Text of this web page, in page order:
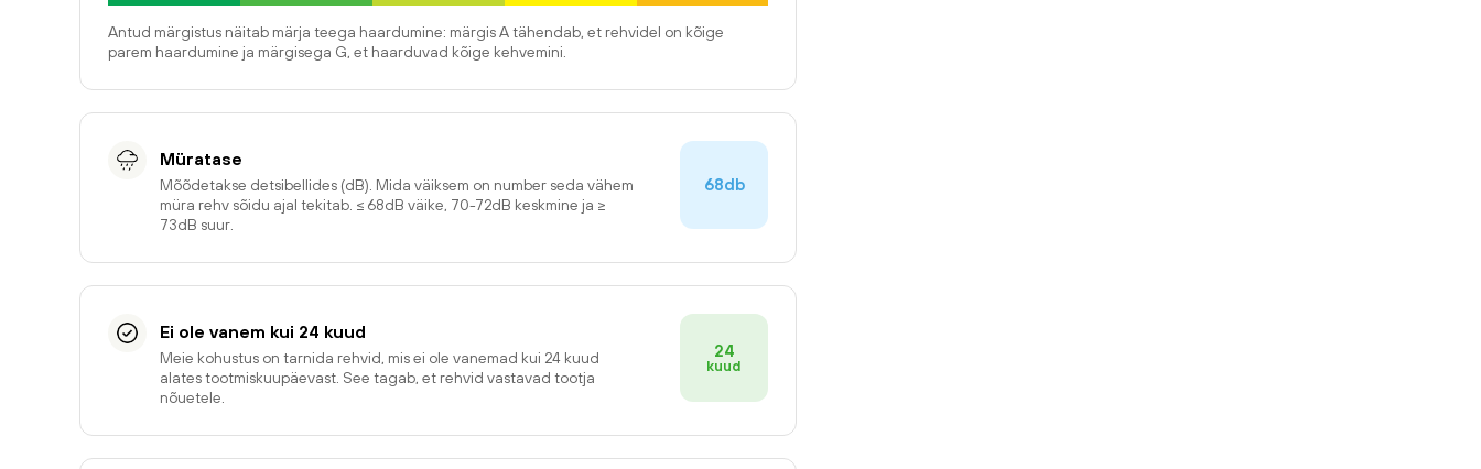
Antud märgistus näitab märja teega haardumine: märgis A tähendab, et rehvidel on kõige
parem haardumine ja märgisega G, et haarduvad kõige kehvemini.
Müratase
Mõõdetakse detsibellides (dB). Mida väiksem on number seda vähem
müra rehv sõidu ajal tekitab. ≤ 68dB väike, 70-72dB keskmine ja ≥
73dB suur.
68db
Ei ole vanem kui 24 kuud
Meie kohustus on tarnida rehvid, mis ei ole vanemad kui 24 kuud
alates tootmiskuupäevast. See tagab, et rehvid vastavad tootja
nõuetele.
24
kuud